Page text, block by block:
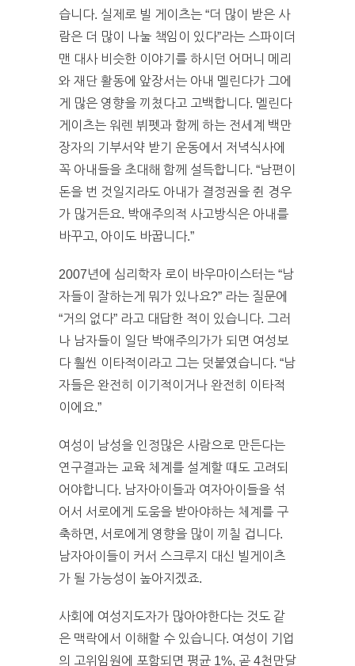
습니다. 실제로 빌 게이츠는 “더 많이 받은 사
람은 더 많이 나눌 책임이 있다”라는 스파이더
맨 대사 비슷한 이야기를 하시던 어머니 메리
와 재단 활동에 앞장서는 아내 멜린다가 그에
게 많은 영향을 끼쳤다고 고백합니다. 멜린다
게이츠는 워렌 뷔펫과 함께 하는 전세계 백만
장자의 기부서약 받기 운동에서 저녁식사에
꼭 아내들을 초대해 함께 설득합니다. “남편이
돈을 번 것일지라도 아내가 결정권을 쥔 경우
가 많거든요. 박애주의적 사고방식은 아내를
바꾸고, 아이도 바꿉니다.”
2007년에 심리학자 로이 바우마이스터는 “남
자들이 잘하는게 뭐가 있나요?” 라는 질문에
“거의 없다” 라고 대답한 적이 있습니다. 그러
나 남자들이 일단 박애주의가가 되면 여성보
다 훨씬 이타적이라고 그는 덧붙였습니다. “남
자들은 완전히 이기적이거나 완전히 이타적
이에요.”
여성이 남성을 인정많은 사람으로 만든다는
연구결과는 교육 체계를 설계할 때도 고려되
어야합니다. 남자아이들과 여자아이들을 섞
어서 서로에게 도움을 받아야하는 체계를 구
축하면, 서로에게 영향을 많이 끼칠 겁니다.
남자아이들이 커서 스크루지 대신 빌게이츠
가 될 가능성이 높아지겠죠.
사회에 여성지도자가 많아야한다는 것도 같
은 맥락에서 이해할 수 있습니다. 여성이 기업
의 고위임원에 포함되면 평균 1%, 곧 4천만달